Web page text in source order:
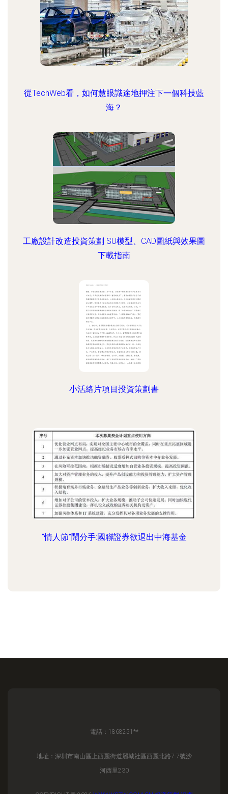
從TechWeb看，如何慧眼識途地押注下一個科技藍
海？
工廠設計改造投資策劃 SU模型、CAD圖紙與效果圖
下載指南
小活絡片項目投資策劃書
“情人節”鬧分手:國聯證券欲退出中海基金
電話：1868251**
地址：深圳市南山區上西麗街道麗城社區西麗北路7-7號沙
河西里230